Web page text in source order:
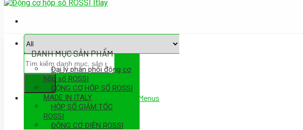
Assign a menu in Theme Options > Menus
DANH MỤC SẢN PHẨM
Đại lý phân phối động cơ
hộp số ROSSI
ĐỘNG CƠ HỘP SỐ ROSSI
MADE IN ITALY
HỘP SỐ GIẢM TỐC
ROSSI
ĐỘNG CƠ ĐIỆN ROSSI